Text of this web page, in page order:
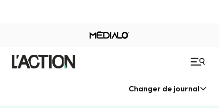
Changer de journal